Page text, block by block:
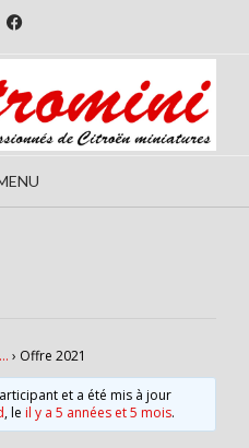
› Offre 2021
et a été mis à jour
, leil y a 5 années et 5 mois.